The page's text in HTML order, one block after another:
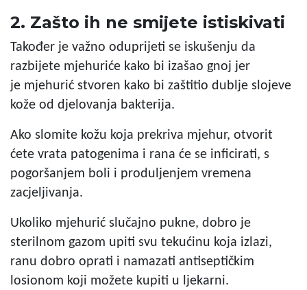
2. Zašto ih ne smijete istiskivati
Također je važno oduprijeti se iskušenju da
razbijete mjehuriće kako bi izašao gnoj jer
je mjehurić stvoren kako bi zaštitio dublje slojeve
kože od djelovanja bakterija.
Ako slomite kožu koja prekriva mjehur, otvorit
ćete vrata patogenima i rana će se inficirati, s
pogoršanjem boli i produljenjem vremena
zacjeljivanja.
Ukoliko mjehurić slučajno pukne, dobro je
sterilnom gazom upiti svu tekućinu koja izlazi,
ranu dobro oprati i namazati antiseptičkim
losionom koji možete kupiti u ljekarni.